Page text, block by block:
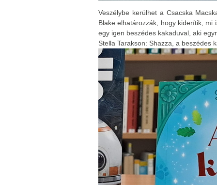
Veszélybe kerülhet a Csacska
Blake elhatározzák, hogy kiderítik, mi
egy igen beszédes kakaduval, aki
Stella Tarakson: Shazza, a beszédes